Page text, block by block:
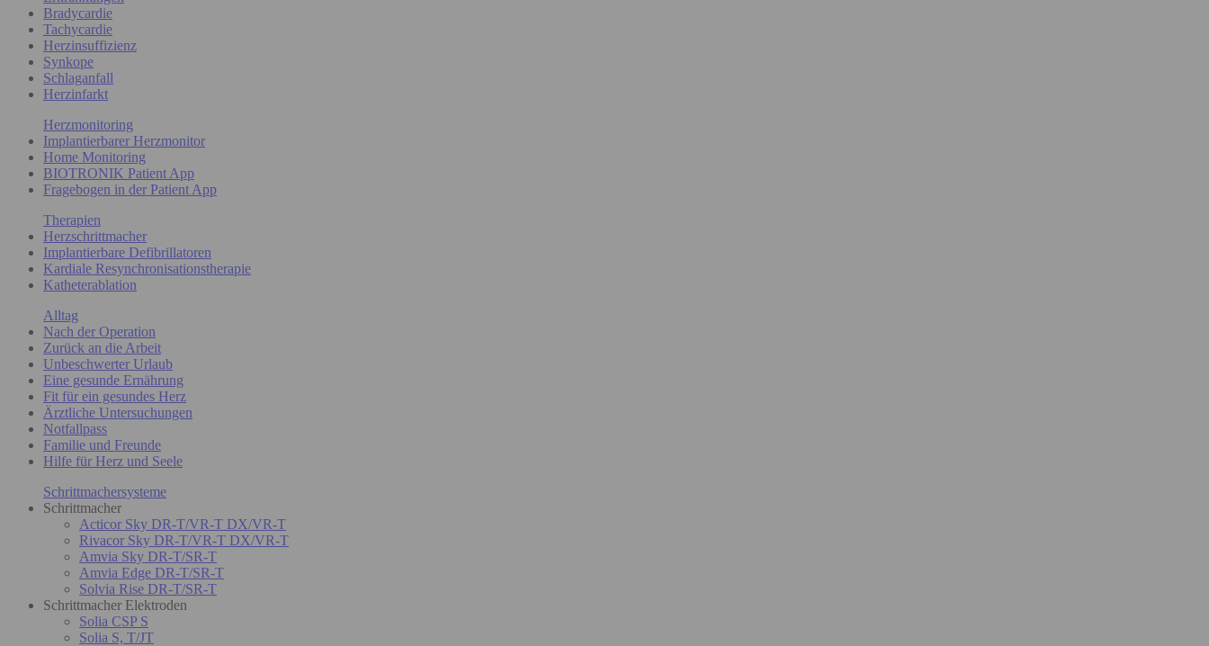
Bradycardie
Tachycardie
Herzinsuffizienz
Synkope
Schlaganfall
Herzinfarkt
Herzmonitoring
Implantierbarer Herzmonitor
Home Monitoring
BIOTRONIK Patient App
Fragebogen in der Patient App
Therapien
Herzschrittmacher
Implantierbare Defibrillatoren
Kardiale Resynchronisationstherapie
Katheterablation
Alltag
Nach der Operation
Zurück an die Arbeit
Unbeschwerter Urlaub
Eine gesunde Ernährung
Fit für ein gesundes Herz
Ärztliche Untersuchungen
Notfallpass
Familie und Freunde
Hilfe für Herz und Seele
Schrittmachersysteme
Schrittmacher
Acticor Sky DR-T/VR-T DX/VR-T
Rivacor Sky DR-T/VR-T DX/VR-T
Amvia Sky DR-T/SR-T
Amvia Edge DR-T/SR-T
Solvia Rise DR-T/SR-T
Schrittmacher Elektroden
Solia CSP S
Solia S, T/JT